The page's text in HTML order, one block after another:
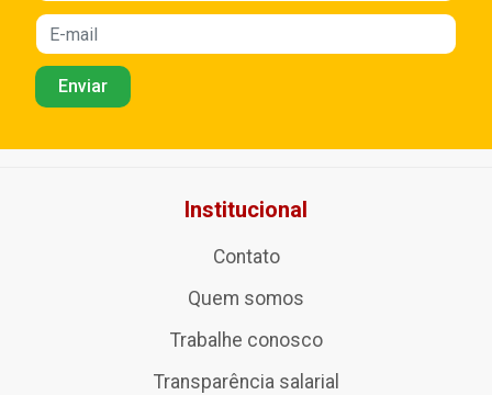
Institucional
Contato
Quem somos
Trabalhe conosco
Transparência salarial